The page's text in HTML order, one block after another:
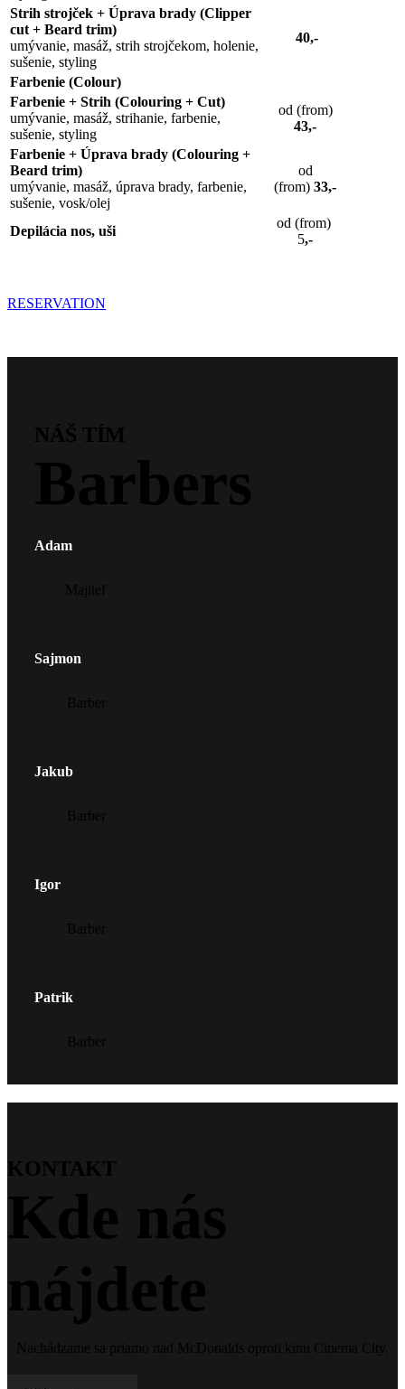
Strih strojček + Úprava brady (Clipper
cut + Beard trim)
umývanie, masáž, strih strojčekom, holenie,
sušenie, styling
40,-
Farbenie (Colour)
Farbenie + Strih (Colouring + Cut)
umývanie, masáž, strihanie, farbenie,
sušenie, styling
od (from)
43,-
Farbenie + Úprava brady (Colouring +
Beard trim)
umývanie, masáž, úprava brady, farbenie,
sušenie, vosk/olej
od
(from) 33,-
Depilácia nos, uši
od (from)
5,-
RESERVATION
Adam
Sajmon
Jakub
Igor
Patrik